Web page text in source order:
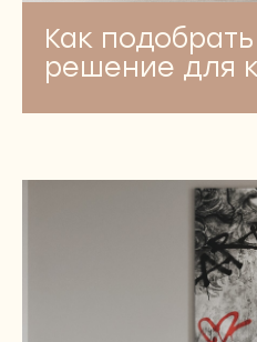
Как
решение для
ТОПОВЫЙ TG-КАНАЛ ОТ NEWFORM
Все о дизайне и о том,
людей превращаются
в восхитительные
Приходите читать и
БЕГУ ЧИТАТЬ ВАШ TG-КАНАЛ